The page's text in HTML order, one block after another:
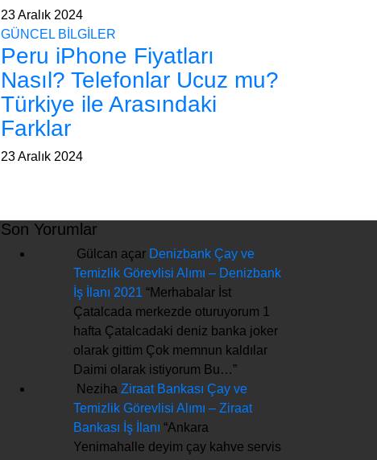
23 Aralık 2024
GÜNCEL BİLGİLER
Peru iPhone Fiyatları
Nasıl? Telefonlar Ucuz mu?
Türkiye ile Arasındaki
Farklar
23 Aralık 2024
Son Yorumlar
Gülcan açar Denizbank Çay ve
Temizlik Görevlisi Alımı – Denizbank
İş İlanı 2021 “Merhabalar İst
Çatalcada merkezde oturuyorum 1
hafta Çatalcadaki deniz banka joker
olarak gittim Çok memnun kaldılar
Daimi olarak istiyorum Bu…”
Neziha Ziraat Bankası Çay ve
Temizlik Görevlisi Alımı – Ziraat
Bankası İş İlanı “Ankara
Yenimahalle deyim çay kahve servis